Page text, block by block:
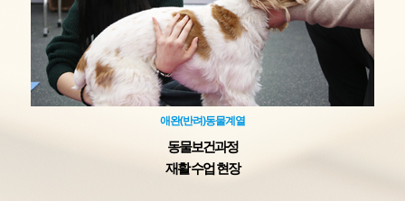
애완(반려)동물계열
동물보건과정
재활 수업 현장